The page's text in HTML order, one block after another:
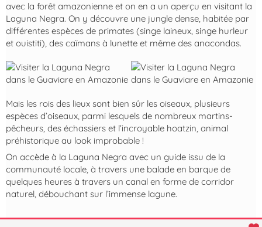
avec la forêt amazonienne et on en a un aperçu en visitant la
Laguna Negra. On y découvre une jungle dense, habitée par
différentes espèces de primates (singe laineux, singe hurleur
et ouistiti), des caïmans à lunette et même des anacondas.
Mais les rois des lieux sont bien sûr les oiseaux, plusieurs
espèces d’oiseaux, parmi lesquels de nombreux martins-
pêcheurs, des échassiers et l’incroyable hoatzin, animal
préhistorique au look improbable !
On accède à la Laguna Negra avec un guide issu de la
communauté locale, à travers une balade en barque de
quelques heures à travers un canal en forme de corridor
naturel, débouchant sur l’immense lagune.